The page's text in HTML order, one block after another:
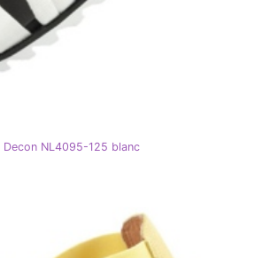
Decon NL4095-125 blanc